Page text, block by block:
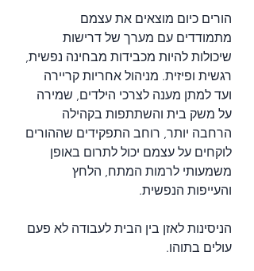
הורים כיום מוצאים את עצמם
מתמודדים עם מערך של דרישות
שיכולות להיות מכבידות מבחינה נפשית,
רגשית ופיזית. מניהול אחריות קריירה
ועד למתן מענה לצרכי הילדים, שמירה
על משק בית והשתתפות בקהילה
הרחבה יותר, רוחב התפקידים שההורים
לוקחים על עצמם יכול לתרום באופן
משמעותי לרמות המתח, הלחץ
והעייפות הנפשית.
הניסינות לאזן בין הבית לעבודה לא פעם
עולים בתוהו.